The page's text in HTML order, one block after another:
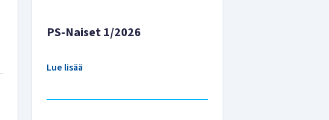
PS-Naiset 1/2026
Lue lisää